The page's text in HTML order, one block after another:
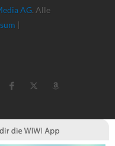
AG. Alle
|